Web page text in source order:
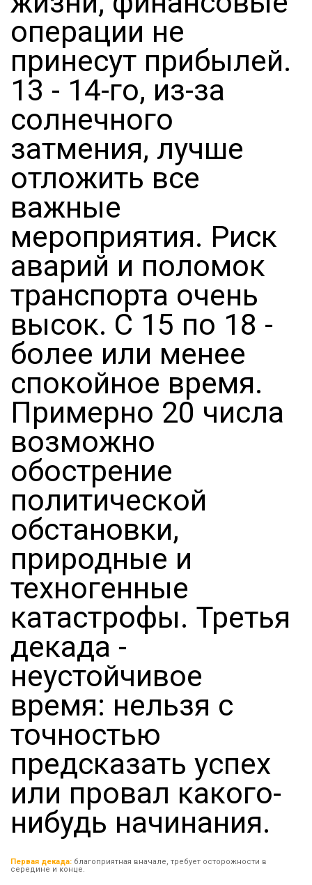
операции не
принесут прибылей.
13 - 14-го, из-за
солнечного
затмения, лучше
отложить все
важные
мероприятия. Риск
аварий и поломок
транспорта очень
высок. С 15 по 18 -
более или менее
спокойное время.
Примерно 20 числа
возможно
обострение
политической
обстановки,
природные и
техногенные
катастрофы. Третья
декада -
неустойчивое
время: нельзя с
точностью
предсказать успех
или провал какого-
нибудь начинания.
Первая декада: благоприятная вначале, требует осторожности в
середине и конце.